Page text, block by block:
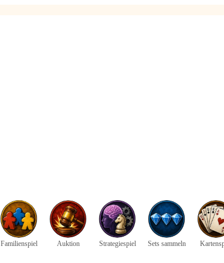
Familienspiel Auktion Strategiespiel Sets sammeln